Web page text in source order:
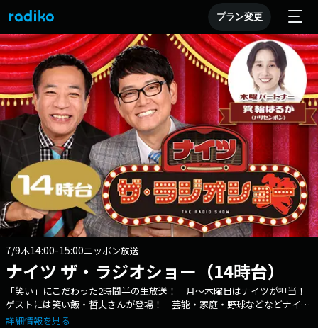
プラン変更
7/9木14:00-15:00ニッポン放送
ナイツ ザ・ラジオショー（14時台）
「笑い」にこだわった2時間半の生放送！ 月～木曜日はナイツが担当！
ゲストには笑い飯・哲夫さんが登場！ 芸能・家庭・野球などなどナイツ
のトークと、「笑い」にこだわったネタコーナーをお届けします！ Xア
詳細情報を見る